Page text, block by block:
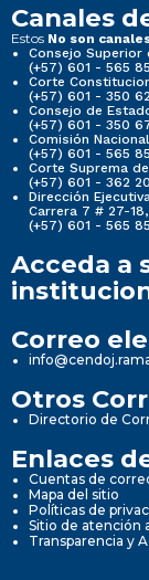
Canales
Estos No son
Consejo Superior
(+57) 601 - 565
Corte
(+57) 601 - 350
Consejo de
(+57) 601 - 350
Comisión
(+57) 601 - 565
Corte Suprema
(+57) 601 - 362
Dirección
Carrera 7 # 27-
(+57) 601 - 565
Acceda a
Correo
Otros
Directorio de
Enlaces
Cuentas de
Mapa del sitio
Políticas de
Sitio de atención
Transparencia y